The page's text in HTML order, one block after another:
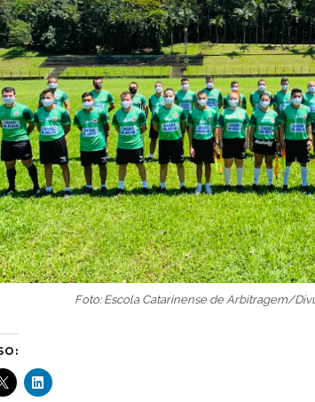
Foto: Escola Catarinense de Arbitragem/